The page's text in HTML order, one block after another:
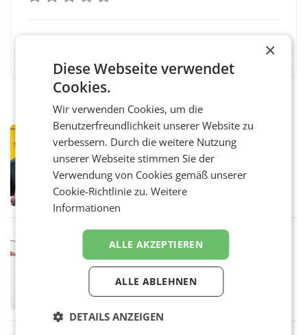
PRIMENEWS
Österreichische Post: Umsatzplus im
ersten Halbjahr trotz schwachem
Briefgeschäft
WIEN Die Österreichische Post AG hat im
ersten Halbjahr 2026 einen Konzernumsatz
von 1.544,0 Mio. EUR erwirtschaftet, was
Vergleichszeitraum
ProSiebenSat.1 spart und macht
überraschend viel Gewinn
UNTERFÖHRING/MAILAND/AMSTERDAM. Der
Fernsehkonzern ProSiebenSat.1 hat im
wieder Gewinn gemacht und die
×
Diese Webseite verwendet
Cookies.
Wir verwenden Cookies, um die
Benutzerfreundlichkeit unserer Website zu
verbessern. Durch die weitere Nutzung
unserer Webseite stimmen Sie der
Verwendung von Cookies gemäß unserer
Cookie-Richtlinie zu.Weitere
Informationen
ALLE AKZEPTIEREN
ALLE ABLEHNEN
DETAILS ANZEIGEN